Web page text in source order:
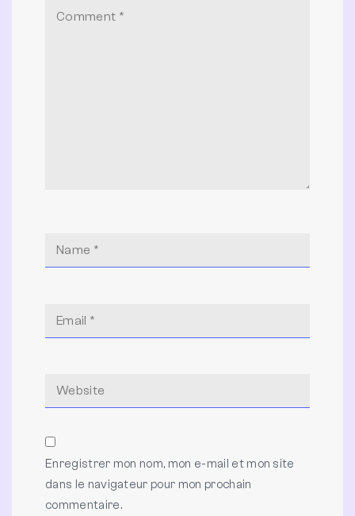
Enregistrer mon nom, mon e-mail et mon site
dans le navigateur pour mon prochain
commentaire.